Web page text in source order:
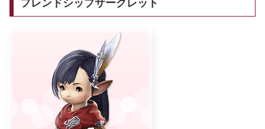
フレンドシップサークレット